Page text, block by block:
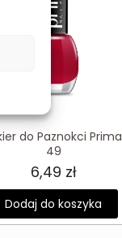
do Paznokci Prima
49
6,49 zł
Dodaj do koszyka